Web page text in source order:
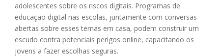
adolescentes sobre os riscos digitais. Programas de
educação digital nas escolas, juntamente com conversas
abertas sobre esses temas em casa, podem construir um
escudo contra potenciais perigos online, capacitando os
jovens a fazer escolhas seguras.